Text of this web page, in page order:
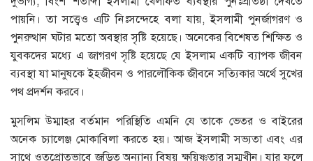
পায়নি। তা সত্ত্বেও এটি নিঃসন্দেহে বলা যায়, ইসলামী পুনর্জাগরণ ও
পুনরুত্থান ঘটার মতো অবস্থার সৃষ্টি হয়েছে। অনেকের বিশেষত শিক্ষিত ও
যুবকদের মধ্যে এ জাগরণ সৃষ্টি হয়েছে যে ইসলাম একটি ব্যাপক জীবন
ব্যবস্থা যা মানুষকে ইহজীবন ও পারলৌকিক জীবনে সত্যিকার অর্থে সুখের
পথ প্রদর্শন করবে।
মুসলিম উম্মাহর বর্তমান পরিস্থিতি এমনি যে তাকে ভেতর ও বাইরের
অনেক চ্যালেঞ্জ মোকাবিলা করতে হয়। আজ ইসলামী সভ্যতা এবং এর
সাথে ওতপ্রোতভাবে জড়িত অন্যান্য বিষয় ক্ষয়িষ্ণুতার সম্মুখীন। যার ফলে